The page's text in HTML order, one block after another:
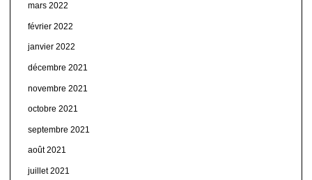
mars 2022
février 2022
janvier 2022
décembre 2021
novembre 2021
octobre 2021
septembre 2021
août 2021
juillet 2021